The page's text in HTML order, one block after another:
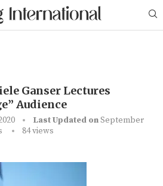
Ganser Lectures
Audience
Last Updated onSeptember
84views